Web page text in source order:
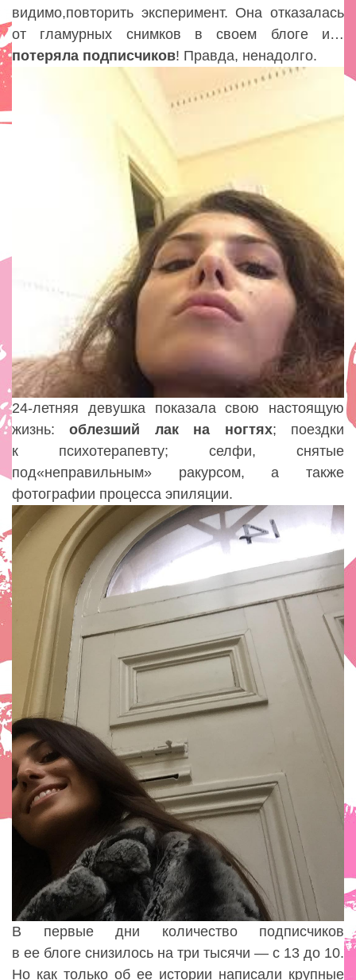
видимо,повторить эксперимент. Она отказалась
от гламурных снимков в своем блоге и…
потеряла подписчиков! Правда, ненадолго.
24-летняя девушка показала свою настоящую
жизнь:облезший лак на ногтях; поездки
к психотерапевту; селфи, снятые
под«неправильным» ракурсом, а также
фотографии процесса эпиляции.
В первые дни количество подписчиков
в ее блоге снизилось на три тысячи — с 13 до 10.
Но как только об ее истории написали крупные